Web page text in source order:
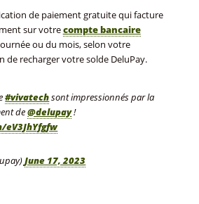
de paiement gratuite qui facture
sur votrecompte bancaire
ou du mois, selon votre
de recharger votre solde DeluPay.
#vivatechsont impressionnés par la
de@delupay!
June 17, 2023